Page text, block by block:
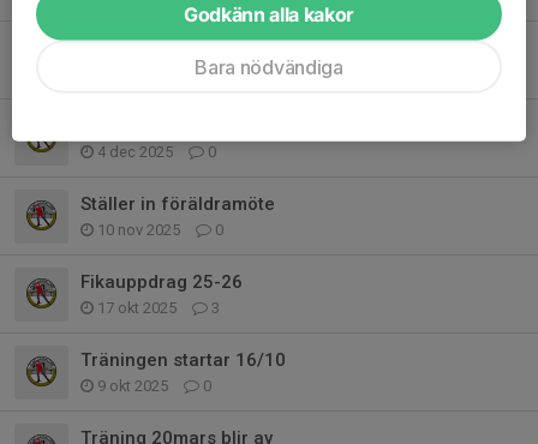
Träningen ställs in 18/12
0
4 dec 2025 0
Ställer in föräldramöte
10 nov 2025 0
Fikauppdrag 25-26
17 okt 2025 3
Träningen startar 16/10
9 okt 2025 0
Träning 20mars blir av
Godkänn alla kakor
Bara nödvändiga